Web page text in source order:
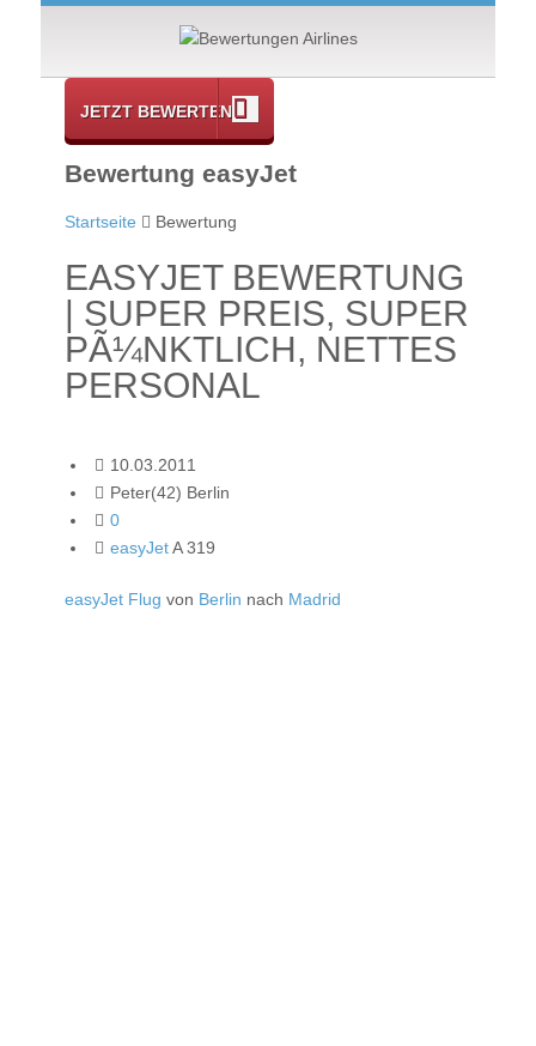
JETZT BEWERTEN
Bewertung easyJet
Startseite Bewertung
EASYJET BEWERTUNG
| SUPER PREIS, SUPER
PÃ¼NKTLICH, NETTES
PERSONAL
10.03.2011
Peter(42) Berlin
0
easyJetA 319
easyJet Flug von Berlin nach Madrid